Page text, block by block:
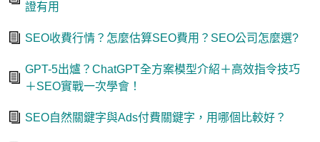
證有用
SEO收費行情？怎麼估算SEO費用？SEO公司怎麼選?
GPT-5出爐？ChatGPT全方案模型介紹＋高效指令技巧
＋SEO實戰一次學會！
SEO自然關鍵字與Ads付費關鍵字，用哪個比較好？